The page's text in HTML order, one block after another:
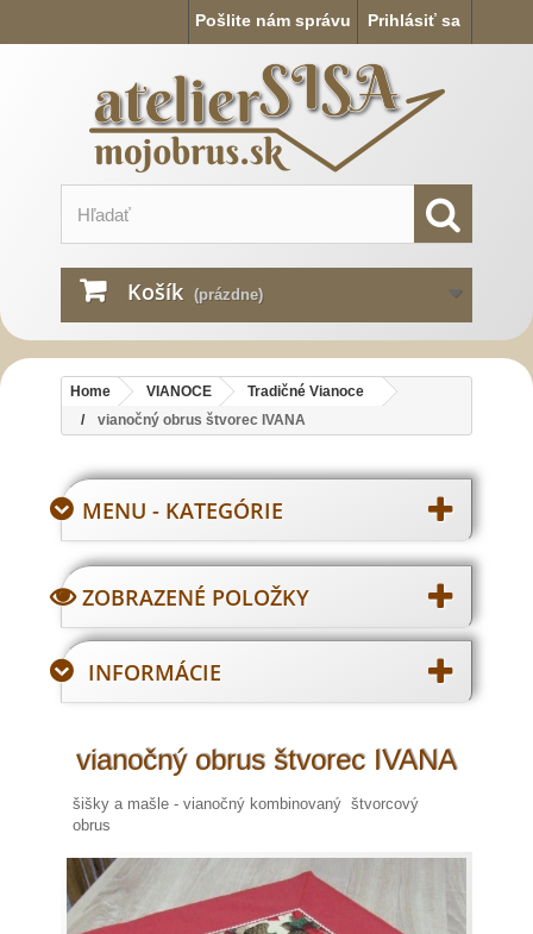
Prihlásiť sa
Pošlite nám správu
Košík (prázdne)
Home VIANOCE
Tradičné Vianoce
vianočný obrus štvorec IVANA
MENU - KATEGÓRIE
ZOBRAZENÉ POLOŽKY
INFORMÁCIE
vianočný obrus štvorec IVANA
šišky a mašle - vianočný kombinovaný štvorcový
obrus